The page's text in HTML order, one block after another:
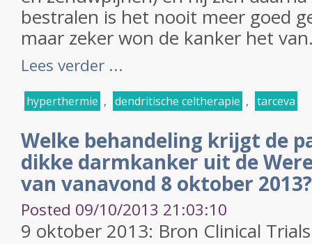
bestralen is het nooit meer goed
maar zeker won de kanker het
Lees verder ...
hyperthermie , dendritische celtherapie , tarceva
Welke behandeling krijgt de
dikke darmkanker uit de
van vanavond 8 oktober 2013?
Posted 09/10/2013 21:03:10
9 oktober 2013: Bron Clinical Trials